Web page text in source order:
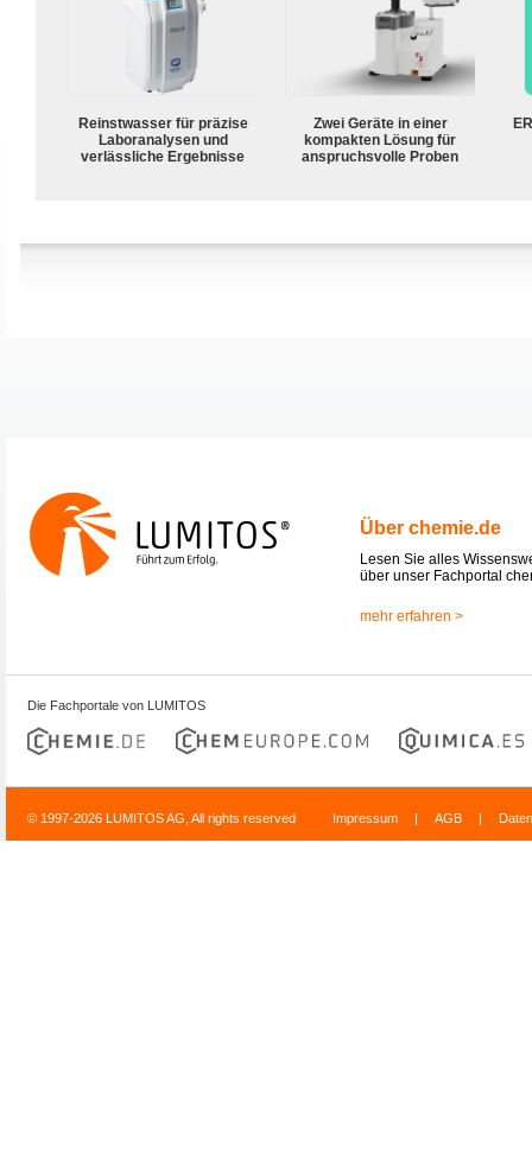
Reinstwasser für präzise
Laboranalysen und
verlässliche Ergebnisse
Zwei Geräte in einer
kompakten Lösung für
anspruchsvolle Proben
Über chemie.de
Lesen Sie alles
über unser Fachportal
mehr erfahren >
Die Fachportale von LUMITOS
© 1997-2026 LUMITOS AG, All rights reserved Impressum | AGB |